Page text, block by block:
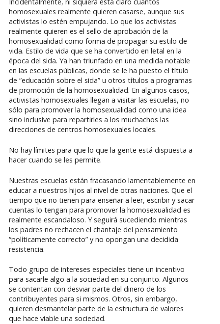
Incidentalmente, ni siquiera está claro cuantos
homosexuales realmente quieren casarse, aunque sus
activistas lo estén empujando. Lo que los activistas
realmente quieren es el sello de aprobación de la
homosexualidad como forma de propagar su estilo de
vida. Estilo de vida que se ha convertido en letal en la
época del sida. Ya han triunfado en una medida notable
en las escuelas públicas, donde se le ha puesto el título
de “educación sobre el sida” u otros títulos a programas
de promoción de la homosexualidad. En algunos casos,
activistas homosexuales llegan a visitar las escuelas, no
sólo para promover la homosexualidad como una idea
sino inclusive para repartirles a los muchachos las
direcciones de centros homosexuales locales.
No hay límites para que lo que la gente está dispuesta a
hacer cuando se les permite.
Nuestras escuelas están fracasando lamentablemente en
educar a nuestros hijos al nivel de otras naciones. Que el
tiempo que no tienen para enseñar a leer, escribir y sacar
cuentas lo tengan para promover la homosexualidad es
realmente escandaloso. Y seguirá sucediendo mientras
los padres no rechacen el chantaje del pensamiento
“políticamente correcto” y no opongan una decidida
resistencia.
Todo grupo de intereses especiales tiene un incentivo
para sacarle algo a la sociedad en su conjunto. Algunos
se contentan con desviar parte del dinero de los
contribuyentes para si mismos. Otros, sin embargo,
quieren desmantelar parte de la estructura de valores
que hace viable una sociedad.